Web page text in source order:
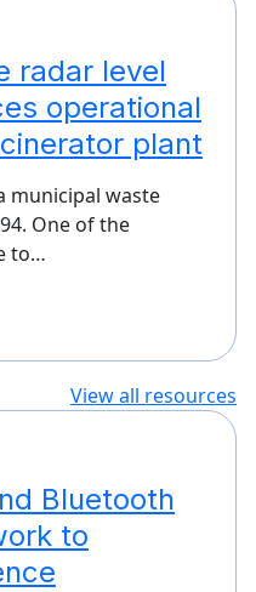
radar level
operational
plant
municipal waste
One of the
to…
View all resources
Bluetooth
to